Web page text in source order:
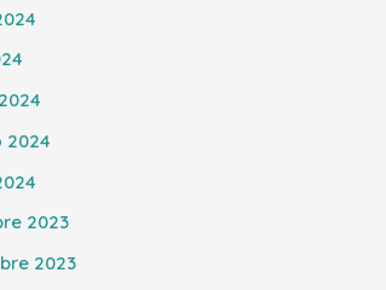
2024
2023
2023